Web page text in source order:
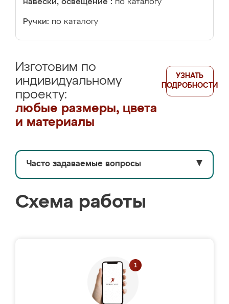
навески, освещение : по каталогу
Ручки: по каталогу
Изготовим по
индивидуальному
проекту:
любые размеры, цвета
и материалы
УЗНАТЬ
ПОДРОБНОСТИ
Часто задаваемые вопросы ▼
Схема работы